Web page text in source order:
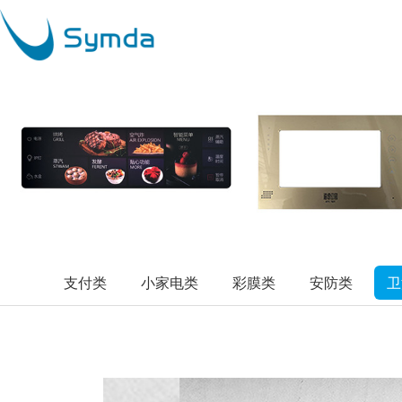
支付类 小家电类 彩膜类 安防类